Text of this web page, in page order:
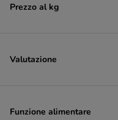
Prezzo al kg
Valutazione
Funzione alimentare